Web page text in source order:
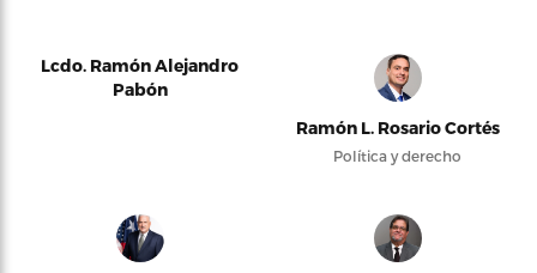
Lcdo. Ramón Alejandro
Pabón
Ramón L. Rosario Cortés
Política y derecho